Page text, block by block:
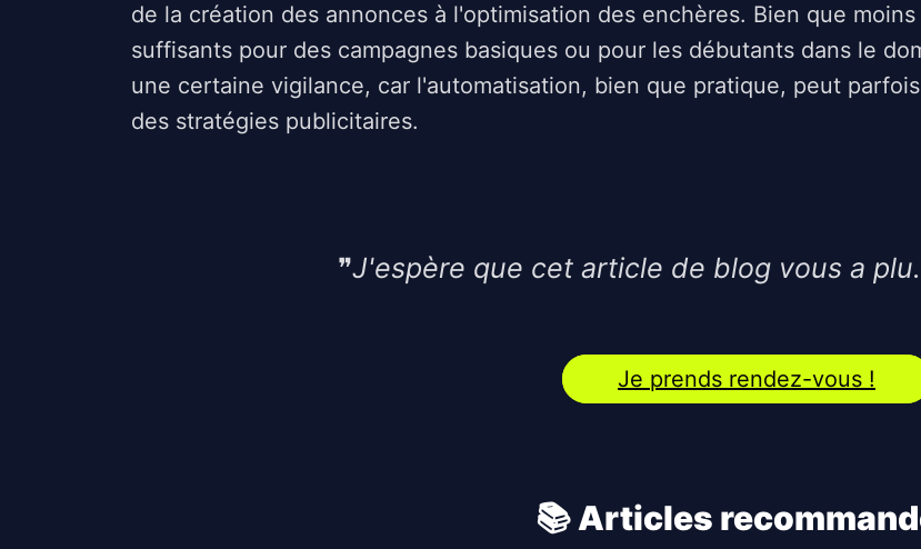
de la création des annonces à l'optimisation des enchères. Bien que
suffisants pour des campagnes basiques ou pour les débutants dans le
une certaine vigilance, car l'automatisation, bien que pratique, peut
des stratégies publicitaires.
❞J'espère que cet article de blog vous a
Je prends rendez-vous !
📚 Articles